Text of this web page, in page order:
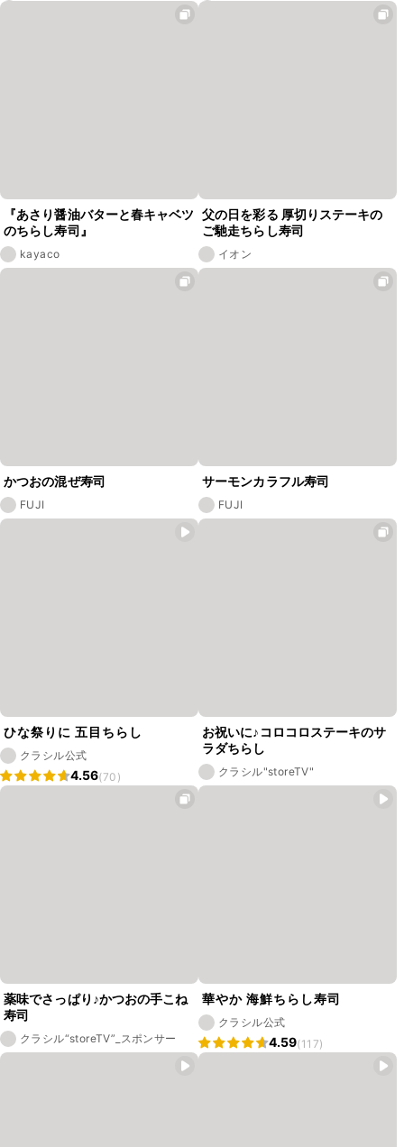
『あさり醤油バターと春キャベツ
のちらし寿司』
kayaco
父の日を彩る 厚切りステーキの
ご馳走ちらし寿司
イオン
かつおの混ぜ寿司
FUJI
サーモンカラフル寿司
FUJI
ひな祭りに 五目ちらし
クラシル公式
4.56(70)
お祝いに♪コロコロステーキのサ
ラダちらし
クラシル"storeTV"
薬味でさっぱり♪かつおの手こね
寿司
クラシル“storeTV”_スポンサー
華やか 海鮮ちらし寿司
クラシル公式
4.59(117)